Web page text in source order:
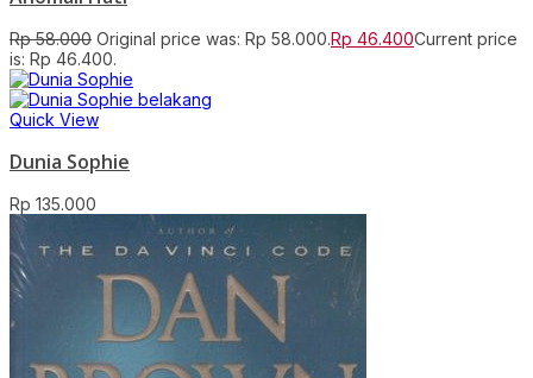
Rp58.000 Original price was: Rp 58.000.Rp 46.400Current price
is: Rp 46.400.
Quick View
Dunia Sophie
Rp 135.000